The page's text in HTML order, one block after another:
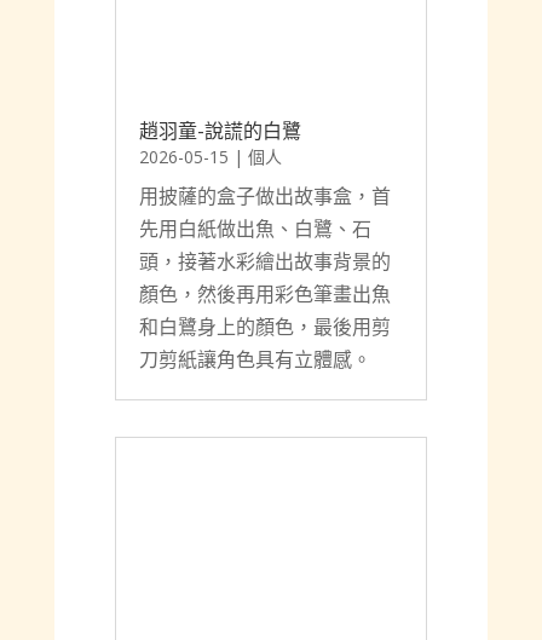
趙羽童-說謊的白鷺
2026-05-15|個人